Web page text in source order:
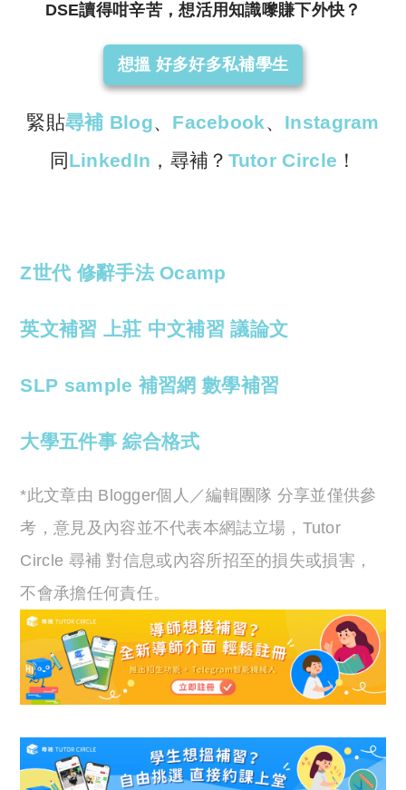
DSE讀得咁辛苦，想活用知識嚟賺下外快？
想搵 好多好多私補學生
緊貼尋補 Blog、 Facebook、 Instagram
同LinkedIn ，尋補？ Tutor Circle ！
Z世代 修辭手法Ocamp
英文補習 上莊 中文補習 議論文
SLP sample 補習網 數學補習
大學五件事綜合格式
*此文章由 Blogger個人／編輯團隊 分享並僅供參
考，意見及內容並不代表本網誌立場，Tutor
Circle 尋補 對信息或內容所招至的損失或損害，
不會承擔任何責任。